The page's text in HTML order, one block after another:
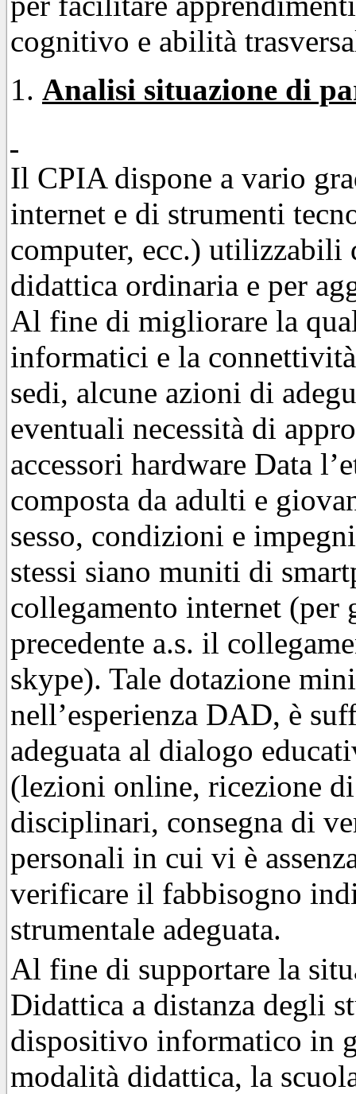
cognitivo e abilità
Analisi situazione di
Il CPIA dispone a vario
internet e di strumenti
computer, ecc.) utilizzabili
didattica ordinaria e per
Al fine di migliorare la
informatici e la
sedi, alcune azioni di
eventuali necessità di
accessori hardware Data
composta da adulti e
sesso, condizioni e
stessi siano muniti di
collegamento internet (per
precedente a.s. il
skype). Tale dotazione
nell’esperienza DAD, è
adeguata al dialogo
(lezioni online, ricezione
disciplinari, consegna di
personali in cui vi è
verificare il fabbisogno
strumentale adeguata.
Al fine di supportare la
Didattica a distanza degli
dispositivo informatico in
modalità didattica, la